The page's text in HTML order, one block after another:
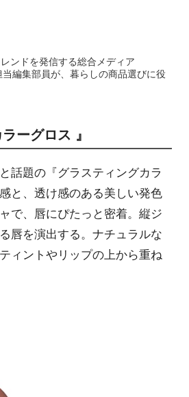
ンドを発信する総合メディア
当編集部員が、暮らしの商品選びに役
ーグロス 』
話題の『グラスティングカラ
と、透け感のある美しい発色
で、唇にぴたっと密着。縦ジ
唇を演出する。ナチュラルな
ィントやリップの上から重ね